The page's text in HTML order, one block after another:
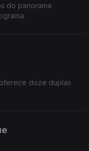
do panorama
doze duplas